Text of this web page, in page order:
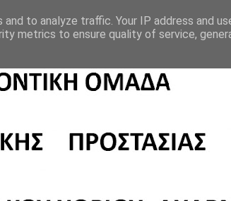
to analyze traffic. Your IP address and
metrics to ensure quality of service,